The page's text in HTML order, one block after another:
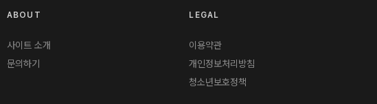
ABOUT
사이트 소개
문의하기
LEGAL
이용약관
개인정보처리방침
청소년보호정책